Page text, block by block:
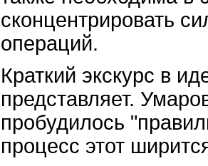
сконцентрировать
операций.
Краткий экскурс в
представляет.
пробудилось
процесс этот